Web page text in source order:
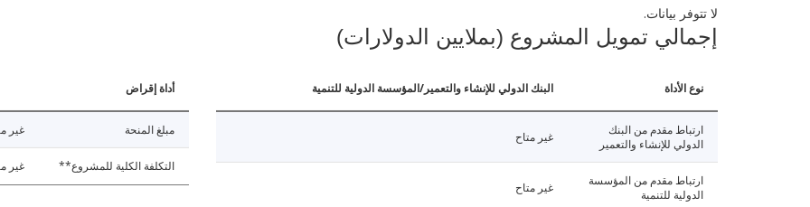
لا تتوفر بيانات.
إجمالي تمويل المشروع (بملايين الدولارات)
نوع الأداة البنك الدولي للإنشاء والتعمير/المؤسسة الدولية للتنمية
ارتباط مقدم من البنك
الدولي للإنشاء والتعمير
غير متاح
ارتباط مقدم من المؤسسة
الدولية للتنمية
غير متاح
أداة إقراض
مبلغ المنحة غير
التكلفة الكلية للمشروع** غير